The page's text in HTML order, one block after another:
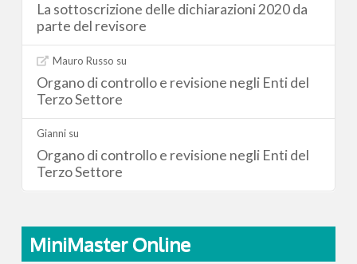
La sottoscrizione delle dichiarazioni 2020 da
parte del revisore
Mauro Russo su
Organo di controllo e revisione negli Enti del
Terzo Settore
Gianni su
Organo di controllo e revisione negli Enti del
Terzo Settore
MiniMaster Online